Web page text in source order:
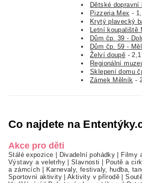
Dětské
Pizzeria Mex -
Krytý plavecký
Letní koupaliště
Dům čp. 39 -
Dům čp. 59 -
Želví doupě -
Regionální
Sklepení domu
Zámek Mělník -
Co najdete na
Akce pro děti
Stálé expozice Divadelní pohádky Filmy
Výstavy a veletrhy|Slavnosti Poutě a
a zámcích
Karnevaly, festivaly, hudba,
Sportovní aktivity|Aktivity v přírodě |